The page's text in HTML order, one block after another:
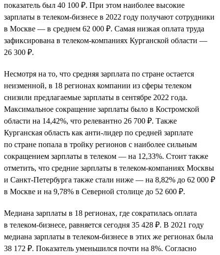
показатель был 40 100 ₽. При этом наиболее высокие
зарплаты в телеком-бизнесе в 2022 году получают сотрудники
в Москве — в среднем 62 000 ₽. Самая низкая оплата труда
зафиксирована в телеком-компаниях Курганской области —
26 300 ₽.
Несмотря на то, что средняя зарплата по стране остается
неизменной, в 18 регионах компании из сферы телеком
снизили предлагаемые зарплаты в сентябре 2022 года.
Максимальное сокращение зарплаты было в Костромской
области на 14,42%, что релевантно 26 700 ₽. Также
Курганская область как анти-лидер по средней зарплате
по стране попала в тройку регионов с наиболее сильным
сокращением зарплаты в телеком — на 12,33%. Стоит также
отметить, что средние зарплаты в телеком-компаниях Москвы
и Санкт-Петербурга также стали ниже — на 8,82% до 62 000 ₽
в Москве и на 9,78% в Северной столице до 52 600 ₽.
Медиана зарплаты в 18 регионах, где сократилась оплата
в телеком-бизнесе, равняется сегодня 35 428 ₽. В 2021 году
медиана зарплаты в телеком-бизнесе в этих же регионах была
38 172 ₽. Показатель уменьшился почти на 8%. Согласно